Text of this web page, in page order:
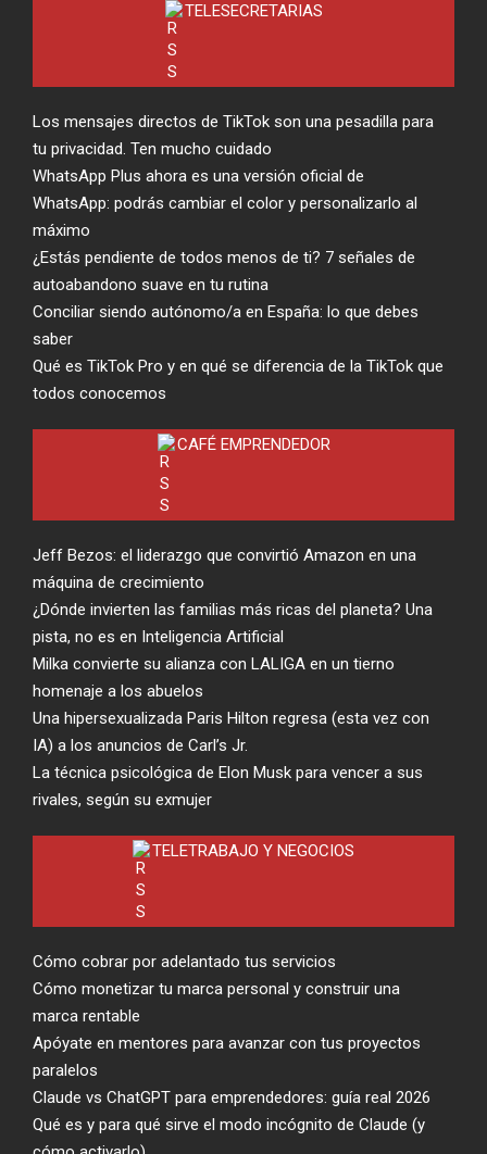
TELESECRETARIAS
Los mensajes directos de TikTok son una pesadilla para
tu privacidad. Ten mucho cuidado
WhatsApp Plus ahora es una versión oficial de
WhatsApp: podrás cambiar el color y personalizarlo al
máximo
¿Estás pendiente de todos menos de ti? 7 señales de
autoabandono suave en tu rutina
Conciliar siendo autónomo/a en España: lo que debes
saber
Qué es TikTok Pro y en qué se diferencia de la TikTok que
todos conocemos
CAFÉ EMPRENDEDOR
Jeff Bezos: el liderazgo que convirtió Amazon en una
máquina de crecimiento
¿Dónde invierten las familias más ricas del planeta? Una
pista, no es en Inteligencia Artificial
Milka convierte su alianza con LALIGA en un tierno
homenaje a los abuelos
Una hipersexualizada Paris Hilton regresa (esta vez con
IA) a los anuncios de Carl’s Jr.
La técnica psicológica de Elon Musk para vencer a sus
rivales, según su exmujer
TELETRABAJO Y NEGOCIOS
Cómo cobrar por adelantado tus servicios
Cómo monetizar tu marca personal y construir una
marca rentable
Apóyate en mentores para avanzar con tus proyectos
paralelos
Claude vs ChatGPT para emprendedores: guía real 2026
Qué es y para qué sirve el modo incógnito de Claude (y